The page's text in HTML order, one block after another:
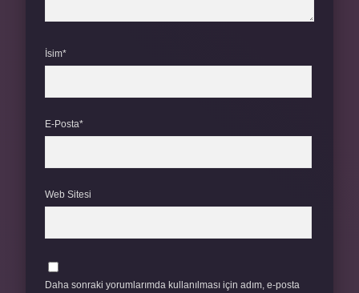
İsim*
E-Posta*
Web Sitesi
Daha sonraki yorumlarımda kullanılması için adım, e-posta